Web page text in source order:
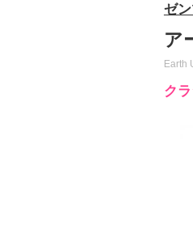
ゼ
ア
Earth
ク